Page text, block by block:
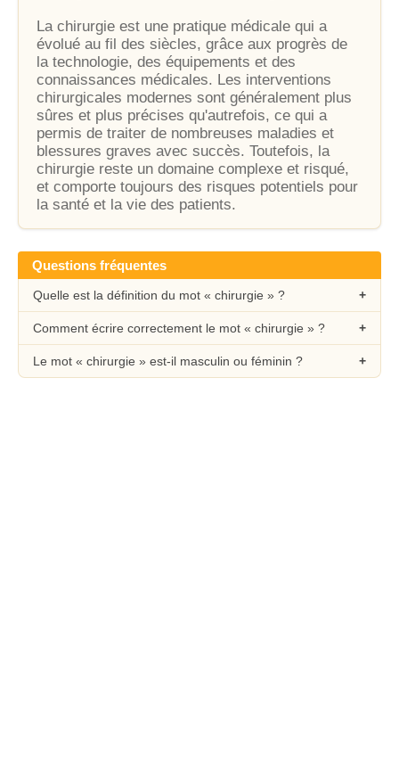
La chirurgie est une pratique médicale qui a
évolué au fil des siècles, grâce aux progrès de
la technologie, des équipements et des
connaissances médicales. Les interventions
chirurgicales modernes sont généralement plus
sûres et plus précises qu'autrefois, ce qui a
permis de traiter de nombreuses maladies et
blessures graves avec succès. Toutefois, la
chirurgie reste un domaine complexe et risqué,
et comporte toujours des risques potentiels pour
la santé et la vie des patients.
Questions fréquentes
Quelle est la définition du mot « chirurgie » ?
Comment écrire correctement le mot « chirurgie » ?
Le mot « chirurgie » est-il masculin ou féminin ?